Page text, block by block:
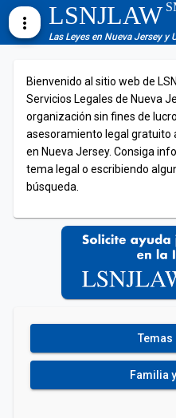
more_vert LSNJLAW
Las Leyes en Nueva Jersey y
Bienvenido al sitio web de
Servicios Legales de Nueva
organización sin fines de
asesoramiento legal gratuito
en Nueva Jersey. Consiga
tema legal o escribiendo
búsqueda.
Familia